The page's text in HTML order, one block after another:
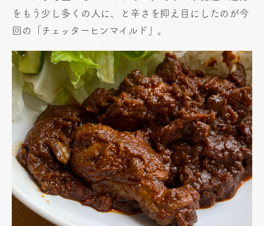
をもう少し多くの人に、と辛さを抑え目にしたのが今
回の「チェッターヒンマイルド」。